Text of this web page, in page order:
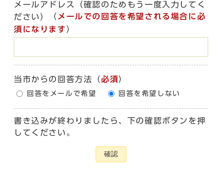
メールアドレス（確認のためもう一度入力してく
ださい）
（ メールでの回答を希望される場合に必
須になります ）
当市からの回答方法 （必須）
回答をメールで希望 回答を希望しない
書き込みが終わりましたら、下の確認ボタンを押
してください。
確認